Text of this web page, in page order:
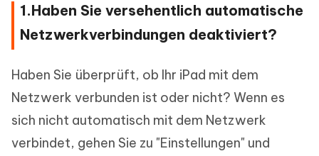
1.Haben Sie versehentlich automatische
Netzwerkverbindungen deaktiviert?
Haben Sie überprüft, ob Ihr iPad mit dem
Netzwerk verbunden ist oder nicht? Wenn es
sich nicht automatisch mit dem Netzwerk
verbindet, gehen Sie zu "Einstellungen" und